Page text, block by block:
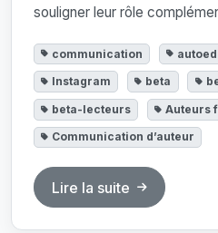
souligner leur rôle
communication
Instagram beta
beta-lecteurs Auteurs
Communication d’auteur
Lire la suite